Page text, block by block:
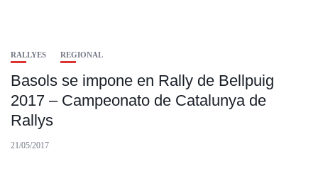
RALLYES REGIONAL
Basols se impone en Rally de Bellpuig
2017 – Campeonato de Catalunya de
Rallys
21/05/2017